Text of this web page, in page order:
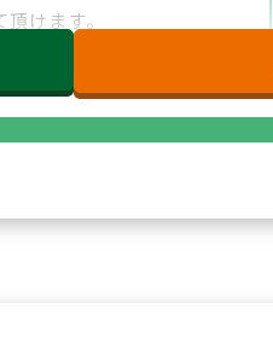
けます。